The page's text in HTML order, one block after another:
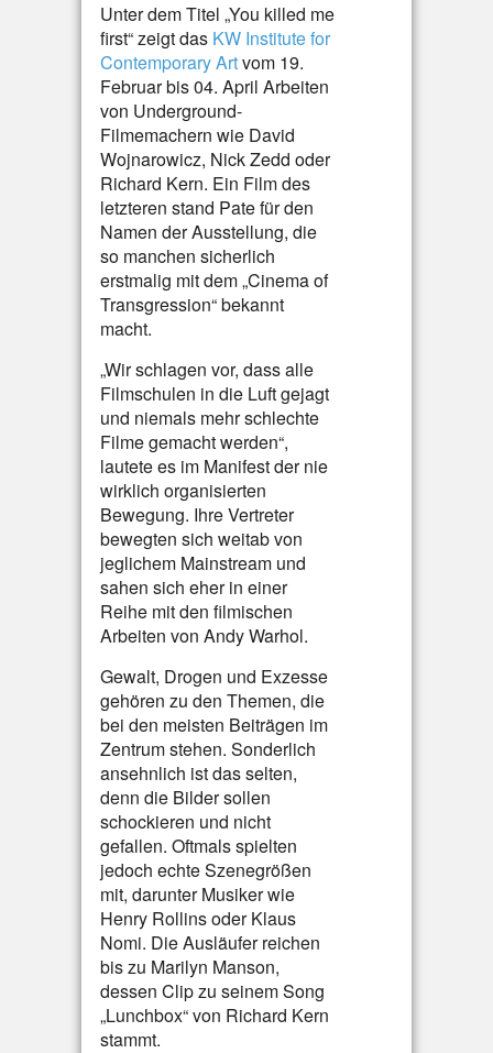
Unter dem Titel „You killed me
first“ zeigt das KW Institute for
Contemporary Artvom 19.
Februar bis 04. April Arbeiten
von Underground-
Filmemachern wie David
Wojnarowicz, Nick Zedd oder
Richard Kern. Ein Film des
letzteren stand Pate für den
Namen der Ausstellung, die
so manchen sicherlich
erstmalig mit dem „Cinema of
Transgression“ bekannt
macht.
„Wir schlagen vor, dass alle
Filmschulen in die Luft gejagt
und niemals mehr schlechte
Filme gemacht werden“,
lautete es im Manifest der nie
wirklich organisierten
Bewegung. Ihre Vertreter
bewegten sich weitab von
jeglichem Mainstream und
sahen sich eher in einer
Reihe mit den filmischen
Arbeiten von Andy Warhol.
Gewalt, Drogen und Exzesse
gehören zu den Themen, die
bei den meisten Beiträgen im
Zentrum stehen. Sonderlich
ansehnlich ist das selten,
denn die Bilder sollen
schockieren und nicht
gefallen. Oftmals spielten
jedoch echte Szenegrößen
mit, darunter Musiker wie
Henry Rollins oder Klaus
Nomi. Die Ausläufer reichen
bis zu Marilyn Manson,
dessen Clip zu seinem Song
„Lunchbox“ von Richard Kern
stammt.